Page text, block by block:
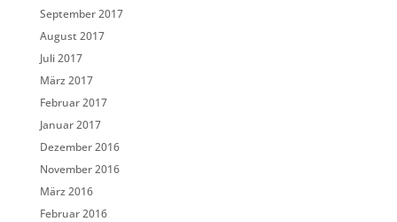
September 2017
August 2017
Juli 2017
März 2017
Februar 2017
Januar 2017
Dezember 2016
November 2016
März 2016
Februar 2016